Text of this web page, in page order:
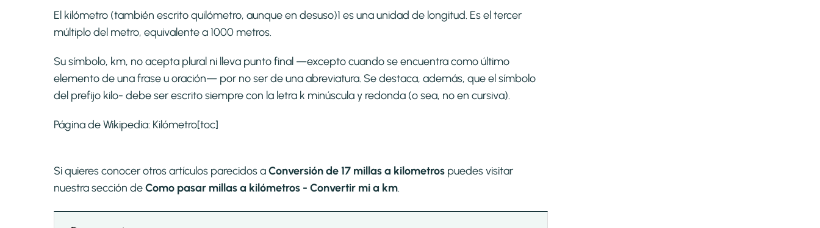
El kilómetro (también escrito quilómetro, aunque en desuso)1​ es una unidad de longitud. Es el tercer
múltiplo del metro, equivalente a 1000 metros.
Su símbolo, km, no acepta plural ni lleva punto final —excepto cuando se encuentra como último
elemento de una frase u oración— por no ser de una abreviatura. Se destaca, además, que el símbolo
del prefijo kilo- debe ser escrito siempre con la letra k minúscula y redonda (o sea, no en cursiva).
Página de Wikipedia: Kilómetro[toc]
Si quieres conocer otros artículos parecidos aConversión de 17 millas a kilometros puedes visitar
nuestra sección deComo pasar millas a kilómetros - Convertir mi a km.